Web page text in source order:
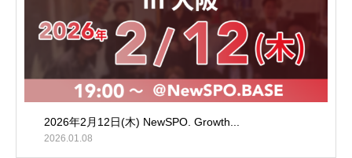
2026年2月12日(木) NewSPO. Growth...
2026.01.08